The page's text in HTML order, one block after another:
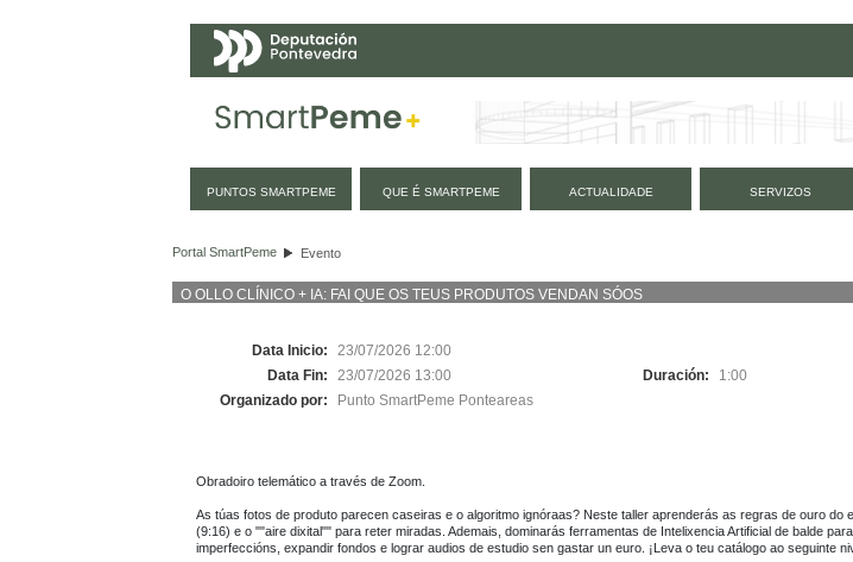
PUNTOS SMARTPEME QUE É SMARTPEME ACTUALIDADE SERVIZOS
Portal SmartPeme Evento
O OLLO CLÍNICO + IA: FAI QUE OS TEUS PRODUTOS VENDAN SÓOS
Data Inicio:
23/07/2026 12:00
Data Fin:
23/07/2026 13:00 Duración:
1:00
Organizado por:
Punto SmartPeme Ponteareas
Obradoiro telemático a través de Zoom.
As túas fotos de produto parecen caseiras e o algoritmo ignóraas? Neste taller aprenderás as regras de ouro do
(9:16) e o ""aire dixital"" para reter miradas. Ademais, dominarás ferramentas de Intelixencia Artificial de balde
imperfeccións, expandir fondos e lograr audios de estudio sen gastar un euro. ¡Leva o teu catálogo ao seguinte